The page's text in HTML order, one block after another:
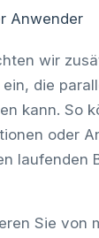
Anwender
wir
die
kann. So
oder
laufenden
Sie von